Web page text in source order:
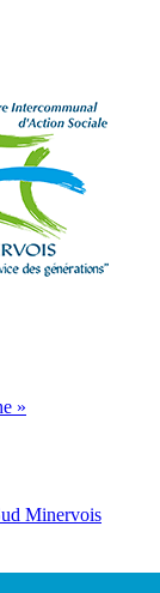
»
Minervois